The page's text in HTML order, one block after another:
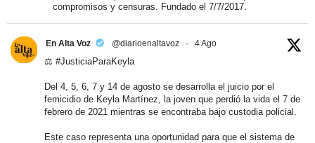
compromisos y censuras. Fundado el 7/7/2017.
En Alta Voz @diarioenaltavoz · 4 Ago
⚖️ #JusticiaParaKeyla
Del 4, 5, 6, 7 y 14 de agosto se desarrolla el juicio por el
femicidio de Keyla Martínez, la joven que perdió la vida el 7 de
febrero de 2021 mientras se encontraba bajo custodia policial.
Este caso representa una oportunidad para que el sistema de